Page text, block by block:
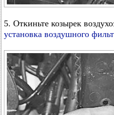
5. Откиньте козырек
установка воздушного